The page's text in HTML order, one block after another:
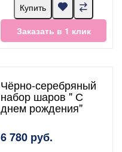
Купить
Заказать в 1 клик
Чёрно-серебряный
набор шаров " С
днем рождения"
6 780 руб.